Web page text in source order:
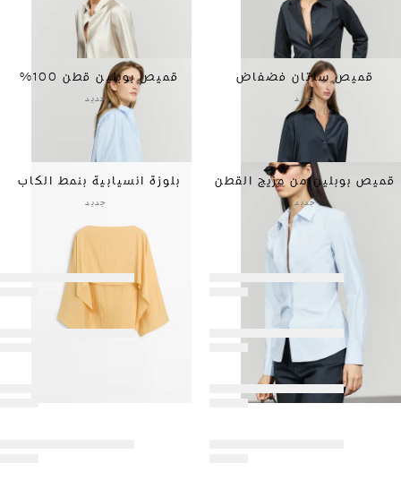
قميص ساتان فضفاض
جديد
قميص بوبلين قطن 100%
جديد
قميص بوبلين من مزيج القطن
جديد
بلوزة انسيابية بنمط الكاب
جديد